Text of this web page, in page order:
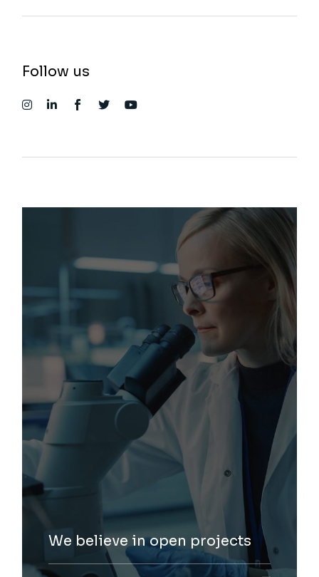
Follow us
We believe in open projects